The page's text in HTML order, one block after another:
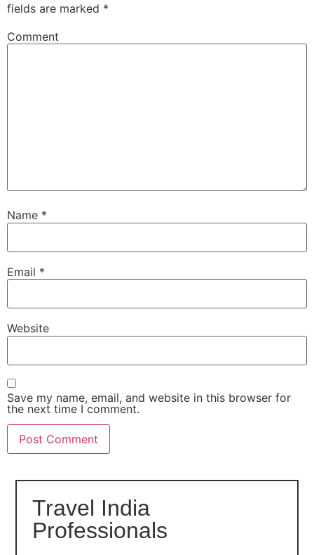
fields are marked *
Comment
Name *
Email *
Website
Save my name, email, and website in this browser for
the next time I comment.
Travel India
Professionals